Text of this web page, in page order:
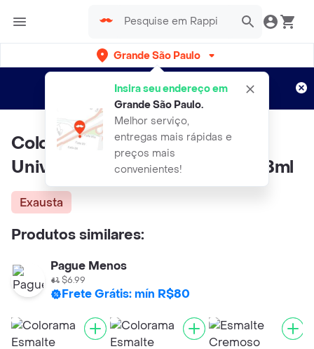
Grande São Paulo
Insira seu endereço em
Grande São Paulo.
Melhor serviço,
entregas mais rápidas e
preços mais
convenientes!
Entregas grátis por 15 dias!
Aplicam T&C
Colorama Esmalte Cremoso
Universo Paralelo Azul Hacker 8ml
Exausta
Produtos similares:
Pague Menos
$6.99
Frete Grátis: mín R$80